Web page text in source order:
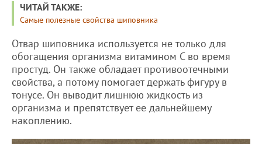
ЧИТАЙ ТАКЖЕ:
Самые полезные свойства шиповника
Отвар шиповника используется не только для
обогащения организма витамином С во время
простуд. Он также обладает противоотечными
свойства, а потому помогает держать фигуру в
тонусе. Он выводит лишнюю жидкость из
организма и препятствует ее дальнейшему
накоплению.